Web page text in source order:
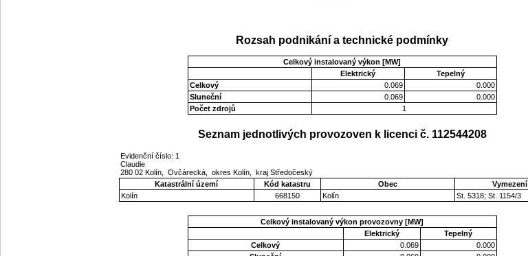
Rozsah podnikání a technické podmínky
Celkový instalovaný výkon [MW]
Elektrický
Tepelný
Celkový
0.069
0.000
Sluneční
0.069
0.000
Počet zdrojů
1
Seznam jednotlivých provozoven k licenci č. 112544208
Evidenční číslo: 1
Claudie
280 02 Kolín, Ovčárecká, okres Kolín, kraj Středočeský
Katastrální území
Kód katastru Obec
Vymezení
Kolín
668150 Kolín St. 5318; St. 1154/3
Celkový instalovaný výkon provozovny [MW]
Elektrický
Tepelný
Celkový
0.069
0.000